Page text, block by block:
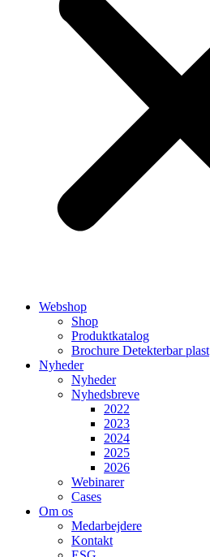
Webshop
Shop
Produktkatalog
Brochure Detekterbar plast
Nyheder
Nyheder
Nyhedsbreve
2022
2023
2024
2025
2026
Webinarer
Cases
Om os
Medarbejdere
Kontakt